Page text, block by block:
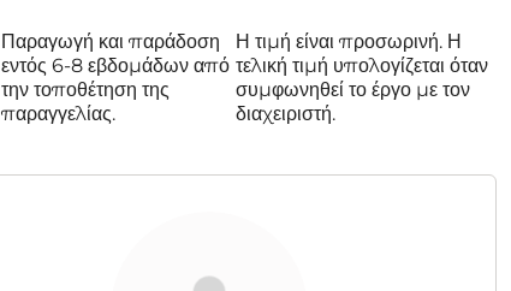
Παραγωγή και παράδοση
εντός 6-8 εβδομάδων από
την τοποθέτηση της
παραγγελίας.
Η τιμή είναι προσωρινή. Η
τελική τιμή υπολογίζεται όταν
συμφωνηθεί το έργο με τον
διαχειριστή.